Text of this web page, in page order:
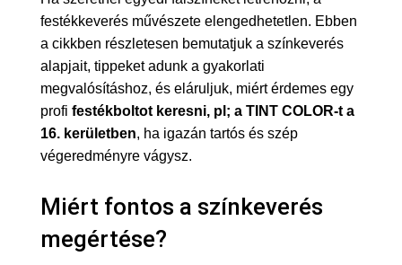
festékkeverés művészete elengedhetetlen. Ebben
a cikkben részletesen bemutatjuk a színkeverés
alapjait, tippeket adunk a gyakorlati
megvalósításhoz, és eláruljuk, miért érdemes egy
profi festékboltot keresni, pl; a TINT COLOR-t a
16. kerületben, ha igazán tartós és szép
végeredményre vágysz.
Miért fontos a színkeverés
megértése?